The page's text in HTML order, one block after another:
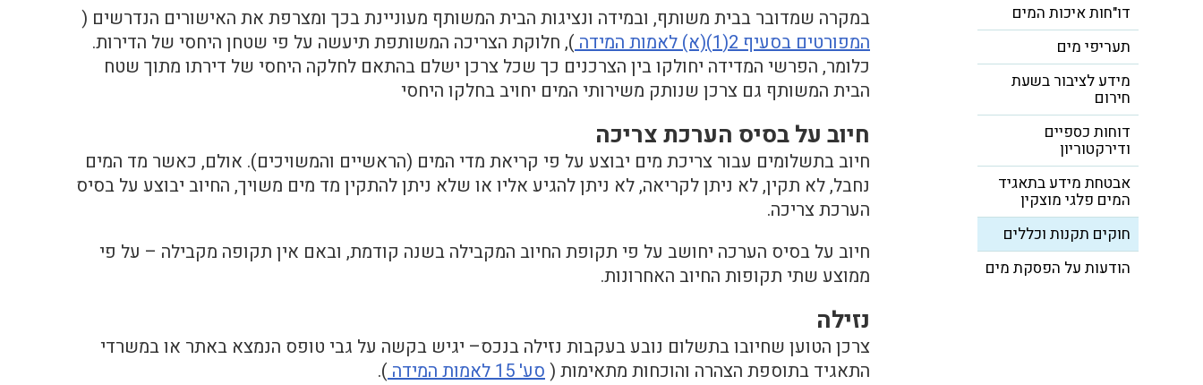
דו"חות איכות המים
תעריפי מים
מידע לציבור בשעת
חירום
דוחות כספיים
ודירקטוריון
אבטחת מידע בתאגיד
המים פלגי מוצקין
חוקים תקנות וכללים
הודעות על הפסקת מים
במקרה שמדובר בבית משותף, ובמידה ונציגות הבית המשותף מעוניינת בכך ומצרפת את האישורים הנדרשים (
המפורטים בסעיף 2(1)(א) לאמות המידה
), חלוקת הצריכה המשותפת תיעשה על פי שטחן היחסי של הדירות.
כלומר, הפרשי המדידה יחולקו בין הצרכנים כך שכל צרכן ישלם בהתאם לחלקה היחסי של דירתו מתוך שטח
הבית המשותף גם צרכן שנותק משירותי המים יחויב בחלקו היחסי
חיוב על בסיס הערכת צריכה
חיוב בתשלומים עבור צריכת מים יבוצע על פי קריאת מדי המים (הראשיים והמשויכים). אולם, כאשר מד המים
נחבל, לא תקין, לא ניתן לקריאה, לא ניתן להגיע אליו או שלא ניתן להתקין מד מים משויך, החיוב יבוצע על בסיס
הערכת צריכה.
חיוב על בסיס הערכה יחושב על פי תקופת החיוב המקבילה בשנה קודמת, ובאם אין תקופה מקבילה – על פי
ממוצע שתי תקופות החיוב האחרונות.
נזילה
צרכן הטוען שחיובו בתשלום נובע בעקבות נזילה בנכס– יגיש בקשה על גבי טופס הנמצא באתר או במשרדי
התאגיד בתוספת הצהרה והוכחות מתאימות (סע' 15 לאמות המידה ).